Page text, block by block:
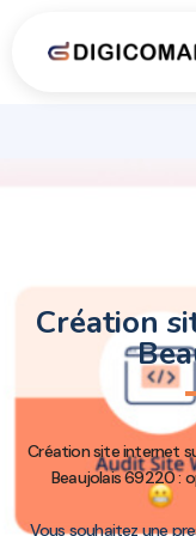
Création
Création site internet
Beaujolais 69220 :
Vous souhaitez une